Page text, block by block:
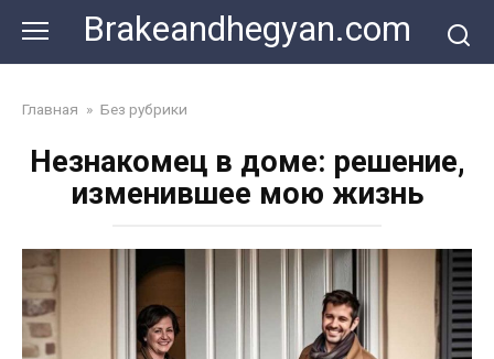
content
Brakeandhegyan.com
Главная » Без рубрики
Незнакомец в доме: решение,
изменившее мою жизнь